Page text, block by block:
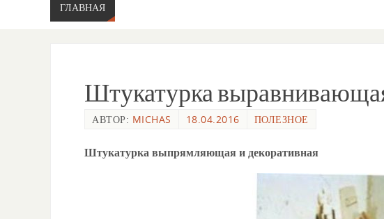
ГЛАВНАЯ
Штукатурка
АВТОР: MICHAS 18.04.2016 ПОЛЕЗНОЕ
Штукатурка выпрямляющая и декоративная